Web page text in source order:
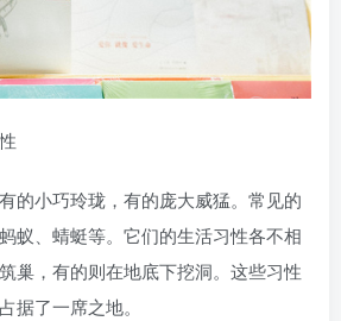
的小巧玲珑，有的庞大威猛。常见的
蚁、蜻蜓等。它们的生活习性各不相
巢，有的则在地底下挖洞。这些习性
据了一席之地。